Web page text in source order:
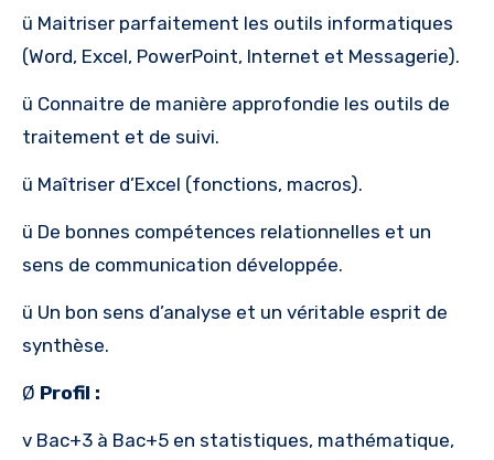
ü Maitriser parfaitement les outils informatiques
(Word, Excel, PowerPoint, Internet et Messagerie).
ü Connaitre de manière approfondie les outils de
traitement et de suivi.
ü Maîtriser d’Excel (fonctions, macros).
ü De bonnes compétences relationnelles et un
sens de communication développée.
ü Un bon sens d’analyse et un véritable esprit de
synthèse.
Ø Profil :
v Bac+3 à Bac+5 en statistiques, mathématique,